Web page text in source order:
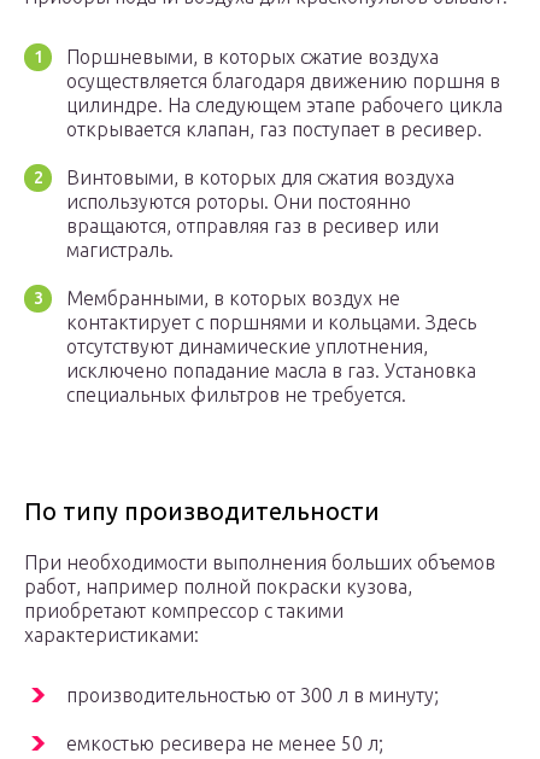
Поршневыми, в которых сжатие воздуха
осуществляется благодаря движению поршня в
цилиндре. На следующем этапе рабочего цикла
открывается клапан, газ поступает в ресивер.
Винтовыми, в которых для сжатия воздуха
используются роторы. Они постоянно
вращаются, отправляя газ в ресивер или
магистраль.
Мембранными, в которых воздух не
контактирует с поршнями и кольцами. Здесь
отсутствуют динамические уплотнения,
исключено попадание масла в газ. Установка
специальных фильтров не требуется.
По типу производительности
При необходимости выполнения больших объемов
работ, например полной покраски кузова,
приобретают компрессор с такими
характеристиками:
производительностью от 300 л в минуту;
емкостью ресивера не менее 50 л;